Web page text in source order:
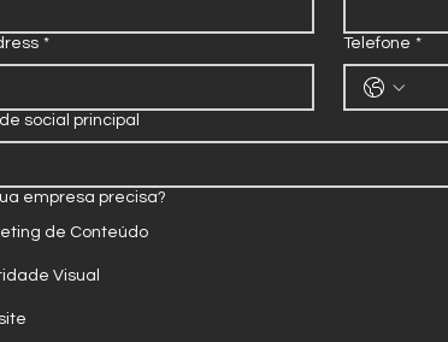
* Telefone *
social principal
empresa precisa?
de Conteúdo
Visual